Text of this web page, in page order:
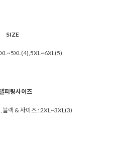
SIZE
피팅사이즈
블랙 & 사이즈 : 2XL~3XL(3)